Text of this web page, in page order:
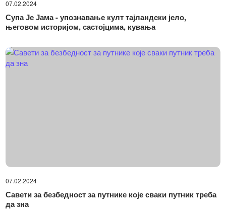
07.02.2024
Супа Је Јама - упознавање култ тајландски јело,
његовом историјом, састојцима, кувања
07.02.2024
Савети за безбедност за путнике које сваки путник треба
да зна